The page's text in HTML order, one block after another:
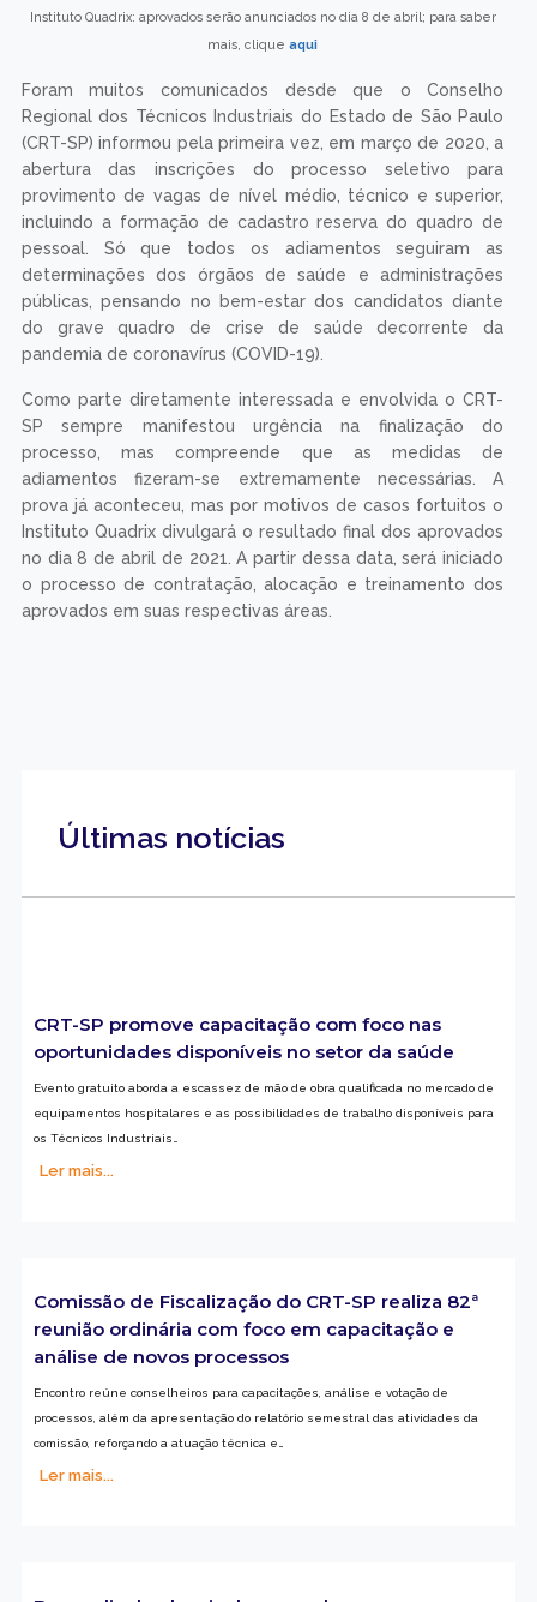
Instituto Quadrix: aprovados serão anunciados no dia 8 de abril; para saber
mais, clique aqui
Foram muitos comunicados desde que o Conselho
Regional dos Técnicos Industriais do Estado de São Paulo
(CRT-SP) informou pela primeira vez, em março de 2020, a
abertura das inscrições do processo seletivo para
provimento de vagas de nível médio, técnico e superior,
incluindo a formação de cadastro reserva do quadro de
pessoal. Só que todos os adiamentos seguiram as
determinações dos órgãos de saúde e administrações
públicas, pensando no bem-estar dos candidatos diante
do grave quadro de crise de saúde decorrente da
pandemia de coronavírus (COVID-19).
Como parte diretamente interessada e envolvida o CRT-
SP sempre manifestou urgência na finalização do
processo, mas compreende que as medidas de
adiamentos fizeram-se extremamente necessárias. A
prova já aconteceu, mas por motivos de casos fortuitos o
Instituto Quadrix divulgará o resultado final dos aprovados
no dia 8 de abril de 2021. A partir dessa data, será iniciado
o processo de contratação, alocação e treinamento dos
aprovados em suas respectivas áreas.
Últimas notícias
CRT-SP promove capacitação com foco nas
oportunidades disponíveis no setor da saúde
Evento gratuito aborda a escassez de mão de obra qualificada no mercado de
equipamentos hospitalares e as possibilidades de trabalho disponíveis para
os Técnicos Industriais…
Ler mais...
Comissão de Fiscalização do CRT-SP realiza 82ª
reunião ordinária com foco em capacitação e
análise de novos processos
Encontro reúne conselheiros para capacitações, análise e votação de
processos, além da apresentação do relatório semestral das atividades da
comissão, reforçando a atuação técnica e…
Ler mais...